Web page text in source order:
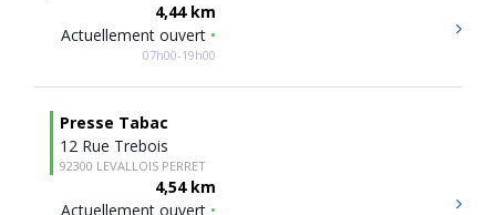
4,44 km
Actuellement ouvert •
07h00-19h00
Presse Tabac
12 Rue Trebois
92300 LEVALLOIS PERRET
4,54 km
Actuellement ouvert •